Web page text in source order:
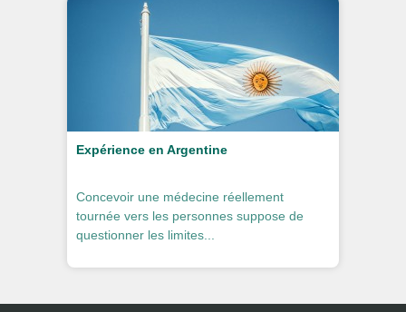
Expérience en Argentine
Concevoir une médecine réellement
tournée vers les personnes suppose de
questionner les limites...